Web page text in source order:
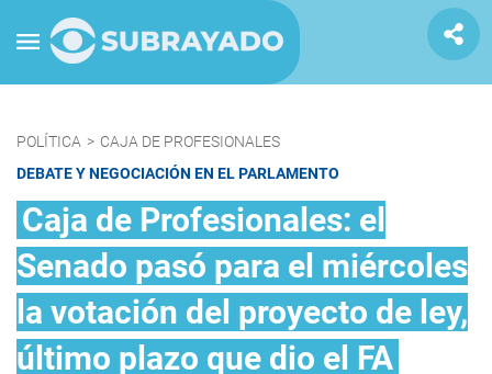
POLÍTICA > CAJA DE PROFESIONALES
DEBATE Y NEGOCIACIÓN EN EL PARLAMENTO
Caja de Profesionales: el
Senado pasó para el miércoles
la votación del proyecto de ley,
último plazo que dio el FA